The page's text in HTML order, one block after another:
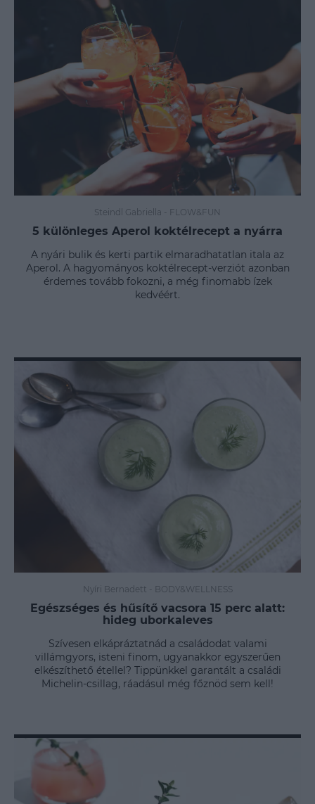
Steindl Gabriella - FLOW&FUN
5 különleges Aperol koktélrecept a nyárra
A nyári bulik és kerti partik elmaradhatatlan itala az
Aperol. A hagyományos koktélrecept-verziót azonban
érdemes tovább fokozni, a még finomabb ízek
kedvéért.
Nyíri Bernadett - BODY&WELLNESS
Egészséges és hűsítő vacsora 15 perc alatt:
hideg uborkaleves
Szívesen elkápráztatnád a családodat valami
villámgyors, isteni finom, ugyanakkor egyszerűen
elkészíthető étellel? Tippünkkel garantált a családi
Michelin-csillag, ráadásul még főznöd sem kell!